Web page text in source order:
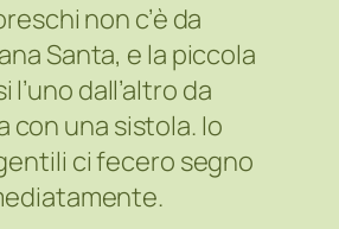
non c’è da
Santa, e la piccola
dall’altro da
una sistola. Io
ci fecero segno